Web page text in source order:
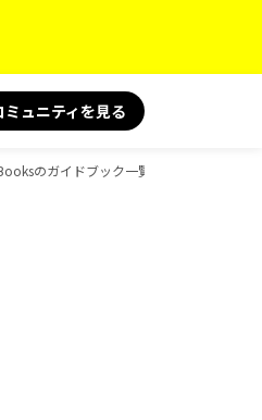
ミュニティを見る
のガイドブック一覧